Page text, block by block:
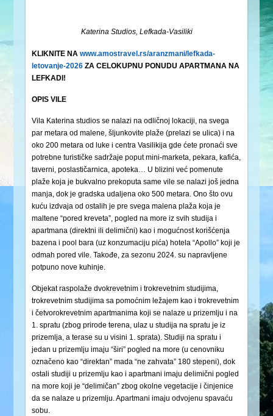
Katerina Studios, Lefkada-Vasiliki
KLIKNITE NAwww.amostravel.rs/aranzmani/lefkada-
letovanje-2026 ZA CELOKUPNU PONUDU APARTMANA NA
LEFKADI!
OPIS VILE
Vila Katerina studios se nalazi na odličnoj lokaciji, na svega
par metara od malene, šljunkovite plaže (prelazi se ulica) i na
oko 200 metara od luke i centra Vasilikija gde ćete pronaći sve
potrebne turističke sadržaje poput mini-marketa, pekara, kafića,
taverni, poslastičarnica, apoteka… U blizini već pomenute
plaže koja je bukvalno prekoputa same vile se nalazi još jedna
manja, dok je gradska udaljena oko 500 metara. Ono što ovu
kuću izdvaja od ostalih je pre svega malena plaža koja je
maltene “pored kreveta”, pogled na more iz svih studija i
apartmana (direktni ili delimični) kao i mogućnost korišćenja
bazena i pool bara (uz konzumaciju pića) hotela “Apollo” koji je
odmah pored vile. Takođe, za sezonu 2024. su napravljene
potpuno nove kuhinje.
Objekat raspolaže dvokrevetnim i trokrevetnim studijima,
trokrevetnim studijima sa pomoćnim ležajem kao i trokrevetnim
i četvorokrevetnim apartmanima koji se nalaze u prizemlju i na
1. spratu (zbog prirode terena, ulaz u studija na spratu je iz
prizemlja, a terase su u visini 1. sprata). Studiji na spratu i
jedan u prizemlju imaju “širi” pogled na more (u cenovniku
označeno kao “direktan” mada “ne zahvata” 180 stepeni), dok
ostali studiji u prizemlju kao i apartmani imaju delimični pogled
na more koji je “delimičan” zbog okolne vegetacije i činjenice
da se nalaze u prizemlju. Apartmani imaju odvojenu spavaću
sobu.